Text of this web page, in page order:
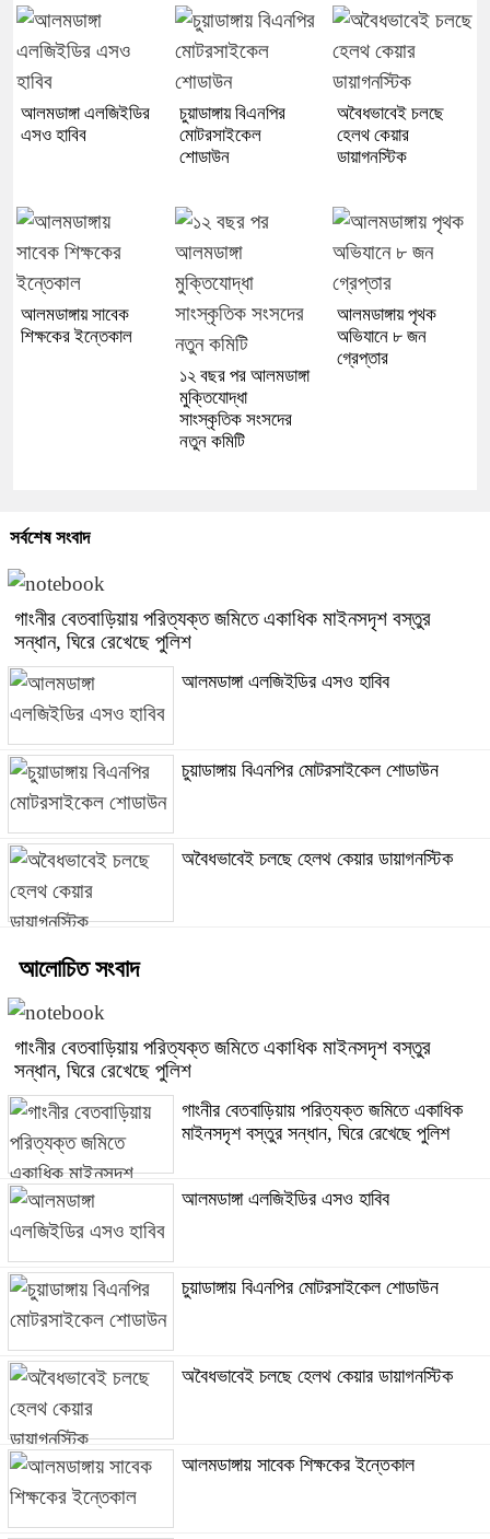
আলমডাঙ্গা এলজিইডির
এসও হাবিব
চুয়াডাঙ্গায় বিএনপির
মোটরসাইকেল
শোডাউন
অবৈধভাবেই চলছে
হেলথ কেয়ার
ডায়াগনস্টিক
আলমডাঙ্গায় সাবেক
শিক্ষকের ইন্তেকাল
১২ বছর পর আলমডাঙ্গা
মুক্তিযোদ্ধা
সাংস্কৃতিক সংসদের
নতুন কমিটি
আলমডাঙ্গায় পৃথক
অভিযানে ৮ জন
গ্রেপ্তার
সর্বশেষ সংবাদ
গাংনীর বেতবাড়িয়ায় পরিত্যক্ত জমিতে একাধিক মাইনসদৃশ বস্তুর
সন্ধান, ঘিরে রেখেছে পুলিশ
আলমডাঙ্গা এলজিইডির এসও হাবিব
চুয়াডাঙ্গায় বিএনপির মোটরসাইকেল শোডাউন
অবৈধভাবেই চলছে হেলথ কেয়ার ডায়াগনস্টিক
আলোচিত সংবাদ
গাংনীর বেতবাড়িয়ায় পরিত্যক্ত জমিতে একাধিক মাইনসদৃশ বস্তুর
সন্ধান, ঘিরে রেখেছে পুলিশ
গাংনীর বেতবাড়িয়ায় পরিত্যক্ত জমিতে একাধিক
মাইনসদৃশ বস্তুর সন্ধান, ঘিরে রেখেছে পুলিশ
আলমডাঙ্গা এলজিইডির এসও হাবিব
চুয়াডাঙ্গায় বিএনপির মোটরসাইকেল শোডাউন
অবৈধভাবেই চলছে হেলথ কেয়ার ডায়াগনস্টিক
আলমডাঙ্গায় সাবেক শিক্ষকের ইন্তেকাল